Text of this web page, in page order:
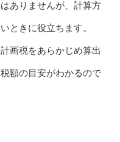
ありませんが、計算方
ときに役立ちます。
画税をあらかじめ算出
額の目安がわかるので